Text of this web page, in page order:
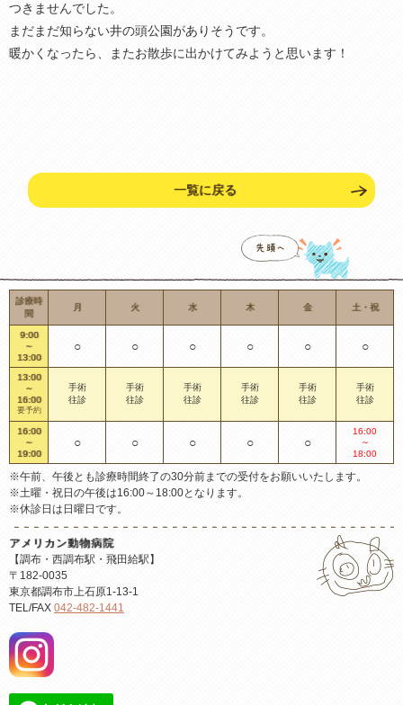
つきませんでした。
まだまだ知らない井の頭公園がありそうです。
暖かくなったら、またお散歩に出かけてみようと思います！
一覧に戻る
診療時
間
月 火 水 木 金 土・祝
9:00
～
13:00
○ ○ ○ ○ ○ ○
13:00
～
16:00
要予約
手術
往診
手術
往診
手術
往診
手術
往診
手術
往診
手術
往診
16:00
～
19:00
○ ○ ○ ○ ○
16:00
～
18:00
※午前、午後とも診療時間終了の30分前までの受付をお願いいたします。
※土曜・祝日の午後は16:00～18:00となります。
※休診日は日曜日です。
アメリカン動物病院
【調布・西調布駅・飛田給駅】
〒182-0035
東京都調布市上石原1-13-1
TEL/FAX 042-482-1441